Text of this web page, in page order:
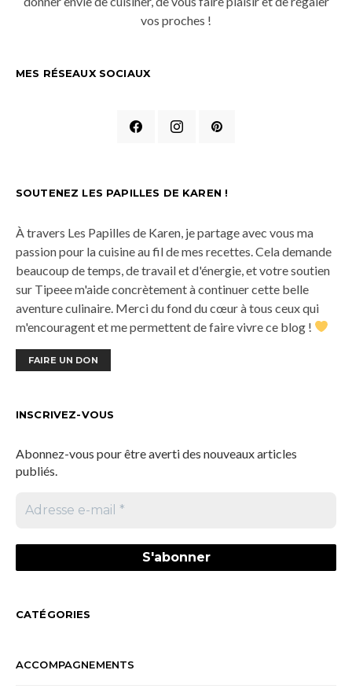
vos proches !
MES RÉSEAUX SOCIAUX
SOUTENEZ LES PAPILLES DE KAREN !
À travers Les Papilles de Karen, je partage avec vous ma
passion pour la cuisine au fil de mes recettes. Cela demande
beaucoup de temps, de travail et d'énergie, et votre soutien
sur Tipeee m'aide concrètement à continuer cette belle
aventure culinaire. Merci du fond du cœur à tous ceux qui
m'encouragent et me permettent de faire vivre ce blog !
FAIRE UN DON
INSCRIVEZ-VOUS
Abonnez-vous pour être averti des nouveaux articles
publiés.
CATÉGORIES
ACCOMPAGNEMENTS